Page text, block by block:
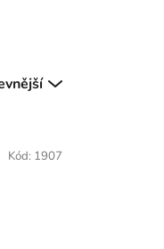
Kód: 1907